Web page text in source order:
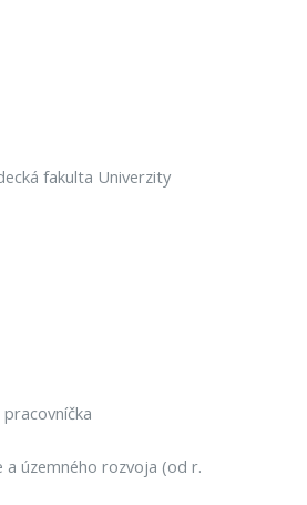
fakulta Univerzity
územného rozvoja (od r.